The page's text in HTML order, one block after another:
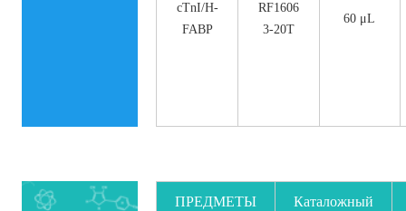
cTnI/H-
FABP
RF1606
3-20T
60 μL
ПРЕДМЕТЫ Каталожный